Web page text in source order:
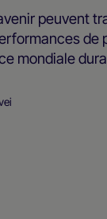
peuvent
de
mondiale